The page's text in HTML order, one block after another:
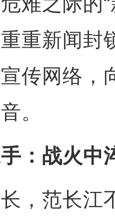
重新闻封
传网络，
。
：战火中
范长江